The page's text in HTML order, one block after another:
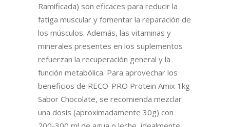
Ramificada) son eficaces para reducir la
fatiga muscular y fomentar la reparación de
los músculos. Además, las vitaminas y
minerales presentes en los suplementos
refuerzan la recuperación general y la
función metabólica. Para aprovechar los
beneficios de RECO-PRO Protein Amix 1kg
Sabor Chocolate, se recomienda mezclar
una dosis (aproximadamente 30g) con